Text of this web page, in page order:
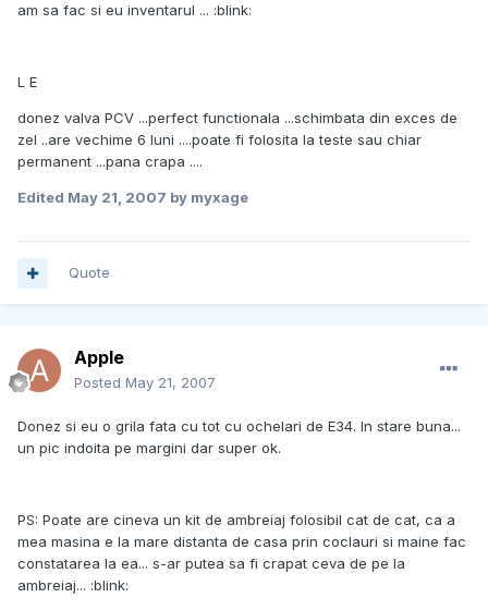
am sa fac si eu inventarul ... :blink:
L E
donez valva PCV ...perfect functionala ...schimbata din exces de
zel ..are vechime 6 luni ....poate fi folosita la teste sau chiar
permanent ...pana crapa ....
Edited May 21, 2007 by myxage
Quote
Apple
Posted May 21, 2007
Donez si eu o grila fata cu tot cu ochelari de E34. In stare buna...
un pic indoita pe margini dar super ok.
PS: Poate are cineva un kit de ambreiaj folosibil cat de cat, ca a
mea masina e la mare distanta de casa prin coclauri si maine fac
constatarea la ea... s-ar putea sa fi crapat ceva de pe la
ambreiaj... :blink: